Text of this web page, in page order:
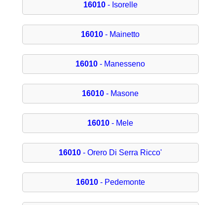
16010- Isorelle
16010 - Mainetto
16010 - Manesseno
16010 - Masone
16010 - Mele
16010 - Orero Di Serra Ricco'
16010- Pedemonte